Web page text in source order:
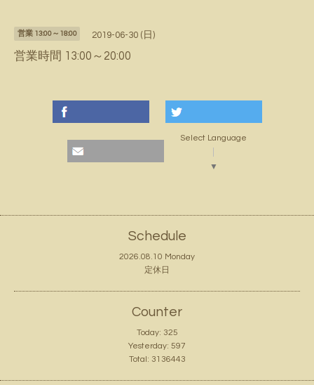
営業 13:00～18:00 2019-06-30 (日)
営業時間 13:00～20:00
Select Language
▼
Schedule
2026.08.10 Monday
定休日
Counter
Today: 325
Yesterday: 597
Total: 3136443